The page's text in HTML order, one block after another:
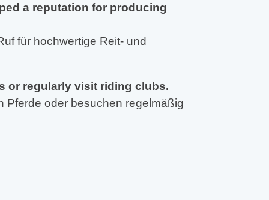
a reputation for producing
für hochwertige Reit- und
or regularly visit riding clubs.
Pferde oder besuchen regelmäßig